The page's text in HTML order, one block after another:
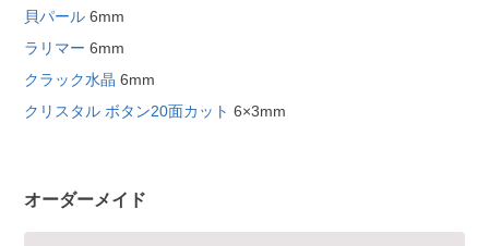
貝パール 6mm
ラリマー 6mm
クラック水晶 6mm
クリスタル ボタン20面カット 6×3mm
オーダーメイド